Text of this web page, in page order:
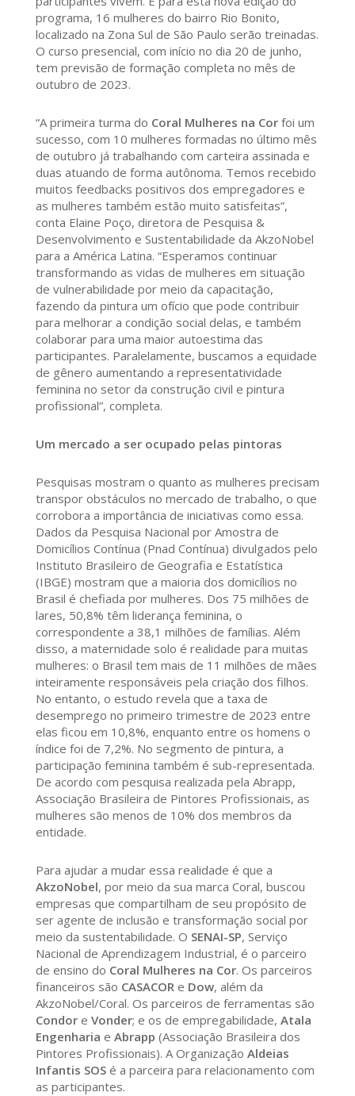
programa, 16 mulheres do bairro Rio Bonito,
localizado na Zona Sul de São Paulo serão treinadas.
O curso presencial, com início no dia 20 de junho,
tem previsão de formação completa no mês de
outubro de 2023.
“A primeira turma do Coral Mulheres na Corfoi um
sucesso, com 10 mulheres formadas no último mês
de outubro já trabalhando com carteira assinada e
duas atuando de forma autônoma. Temos recebido
muitos feedbacks positivos dos empregadores e
as mulheres também estão muito satisfeitas”,
conta Elaine Poço, diretora de Pesquisa &
Desenvolvimento e Sustentabilidade da AkzoNobel
para a América Latina. “Esperamos continuar
transformando as vidas de mulheres em situação
de vulnerabilidade por meio da capacitação,
fazendo da pintura um ofício que pode contribuir
para melhorar a condição social delas, e também
colaborar para uma maior autoestima das
participantes. Paralelamente, buscamos a equidade
de gênero aumentando a representatividade
feminina no setor da construção civil e pintura
profissional”, completa.
Um mercado a ser ocupado pelas pintoras
Pesquisas mostram o quanto as mulheres precisam
transpor obstáculos no mercado de trabalho, o que
corrobora a importância de iniciativas como essa.
Dados da Pesquisa Nacional por Amostra de
Domicílios Contínua (Pnad Contínua) divulgados pelo
Instituto Brasileiro de Geografia e Estatística
(IBGE) mostram que a maioria dos domicílios no
Brasil é chefiada por mulheres. Dos 75 milhões de
lares, 50,8% têm liderança feminina, o
correspondente a 38,1 milhões de famílias. Além
disso, a maternidade solo é realidade para muitas
mulheres: o Brasil tem mais de 11 milhões de mães
inteiramente responsáveis pela criação dos filhos.
No entanto, o estudo revela que a taxa de
desemprego no primeiro trimestre de 2023 entre
elas ficou em 10,8%, enquanto entre os homens o
índice foi de 7,2%. No segmento de pintura, a
participação feminina também é sub-representada.
De acordo com pesquisa realizada pela Abrapp,
Associação Brasileira de Pintores Profissionais, as
mulheres são menos de 10% dos membros da
entidade.
Para ajudar a mudar essa realidade é que a
AkzoNobel, por meio da sua marca Coral, buscou
empresas que compartilham de seu propósito de
ser agente de inclusão e transformação social por
meio da sustentabilidade. O SENAI-SP, Serviço
Nacional de Aprendizagem Industrial, é o parceiro
de ensino do Coral Mulheres na Cor. Os parceiros
financeiros são CASACORe Dow, além da
AkzoNobel/Coral. Os parceiros de ferramentas são
Condore Vonder; e os de empregabilidade, Atala
Engenharia e Abrapp (Associação Brasileira dos
Pintores Profissionais). A Organização Aldeias
Infantis SOS é a parceira para relacionamento com
as participantes.